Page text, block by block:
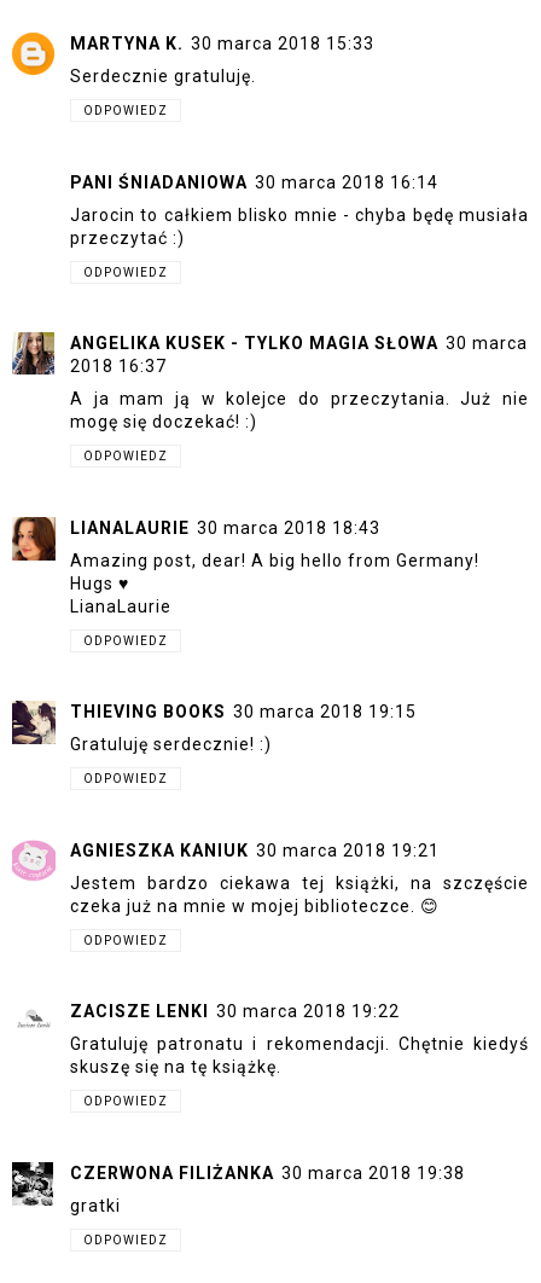
MARTYNA K. 30 marca 2018 15:33
Serdecznie gratuluję.
ODPOWIEDZ
PANI ŚNIADANIOWA 30 marca 2018 16:14
Jarocin to całkiem blisko mnie - chyba będę musiała
przeczytać :)
ODPOWIEDZ
ANGELIKA KUSEK - TYLKO MAGIA SŁOWA 30 marca
2018 16:37
A ja mam ją w kolejce do przeczytania. Już nie
mogę się doczekać! :)
ODPOWIEDZ
LIANALAURIE 30 marca 2018 18:43
Amazing post, dear! A big hello from Germany!
Hugs ♥
LianaLaurie
ODPOWIEDZ
THIEVING BOOKS 30 marca 2018 19:15
Gratuluję serdecznie! :)
ODPOWIEDZ
AGNIESZKA KANIUK 30 marca 2018 19:21
Jestem bardzo ciekawa tej książki, na szczęście
czeka już na mnie w mojej biblioteczce. 😊
ODPOWIEDZ
ZACISZE LENKI
30 marca 2018 19:22
Gratuluję patronatu i rekomendacji. Chętnie kiedyś
skuszę się na tę książkę.
ODPOWIEDZ
CZERWONA FILIŻANKA 30 marca 2018 19:38
gratki
ODPOWIEDZ